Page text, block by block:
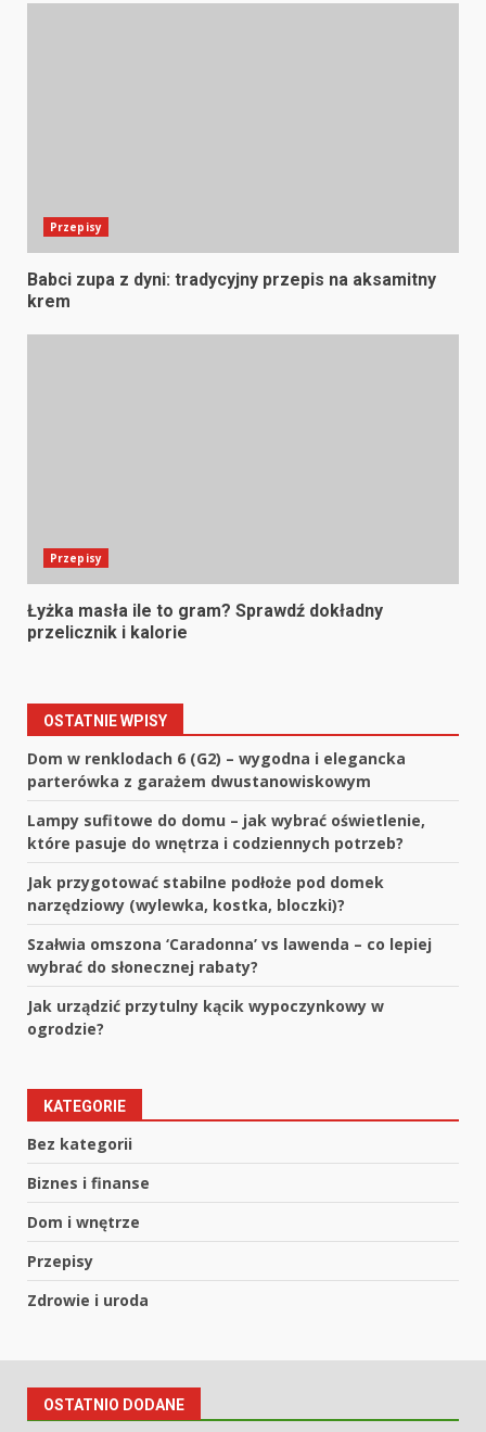
Przepisy
Babci zupa z dyni: tradycyjny przepis na aksamitny
krem
Przepisy
Łyżka masła ile to gram? Sprawdź dokładny
przelicznik i kalorie
OSTATNIE WPISY
Dom w renklodach 6 (G2) – wygodna i elegancka
parterówka z garażem dwustanowiskowym
Lampy sufitowe do domu – jak wybrać oświetlenie,
które pasuje do wnętrza i codziennych potrzeb?
Jak przygotować stabilne podłoże pod domek
narzędziowy (wylewka, kostka, bloczki)?
Szałwia omszona ‘Caradonna’ vs lawenda – co lepiej
wybrać do słonecznej rabaty?
Jak urządzić przytulny kącik wypoczynkowy w
ogrodzie?
KATEGORIE
Bez kategorii
Biznes i finanse
Dom i wnętrze
Przepisy
Zdrowie i uroda
OSTATNIO DODANE